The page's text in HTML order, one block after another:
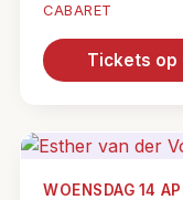
CABARET
Tickets op
WOENSDAG 14